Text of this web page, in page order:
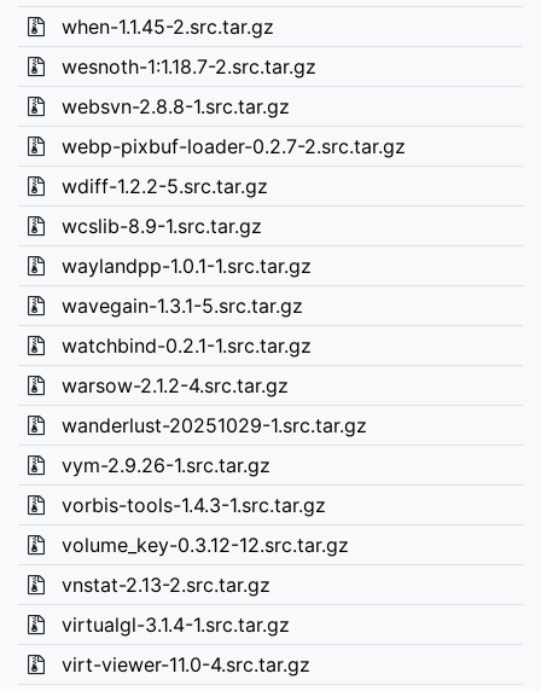
when-1.1.45-2.src.tar.gz
wesnoth-1:1.18.7-2.src.tar.gz
websvn-2.8.8-1.src.tar.gz
webp-pixbuf-loader-0.2.7-2.src.tar.gz
wdiff-1.2.2-5.src.tar.gz
wcslib-8.9-1.src.tar.gz
waylandpp-1.0.1-1.src.tar.gz
wavegain-1.3.1-5.src.tar.gz
watchbind-0.2.1-1.src.tar.gz
warsow-2.1.2-4.src.tar.gz
wanderlust-20251029-1.src.tar.gz
vym-2.9.26-1.src.tar.gz
vorbis-tools-1.4.3-1.src.tar.gz
volume_key-0.3.12-12.src.tar.gz
vnstat-2.13-2.src.tar.gz
virtualgl-3.1.4-1.src.tar.gz
virt-viewer-11.0-4.src.tar.gz